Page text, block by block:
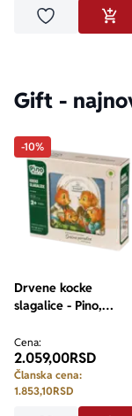
Dodaj u
Gift -
-10%
Drvene kocke
slagalice - Pino,
Veverići, 9 elemenata
Cena:
2.059,00RSD
Članska cena:
1.853,10RSD